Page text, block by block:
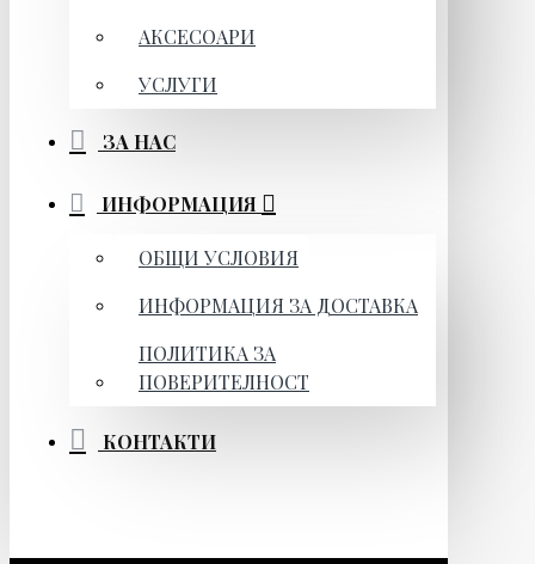
АКСЕСОАРИ
УСЛУГИ
ЗА НАС
ИНФОРМАЦИЯ
ОБЩИ УСЛОВИЯ
ИНФОРМАЦИЯ ЗА ДОСТАВКА
ПОЛИТИКА ЗА
ПОВЕРИТЕЛНОСТ
КОНТАКТИ